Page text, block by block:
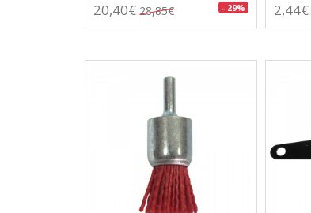
20,40€ 28,85€ - 29% 2,44€